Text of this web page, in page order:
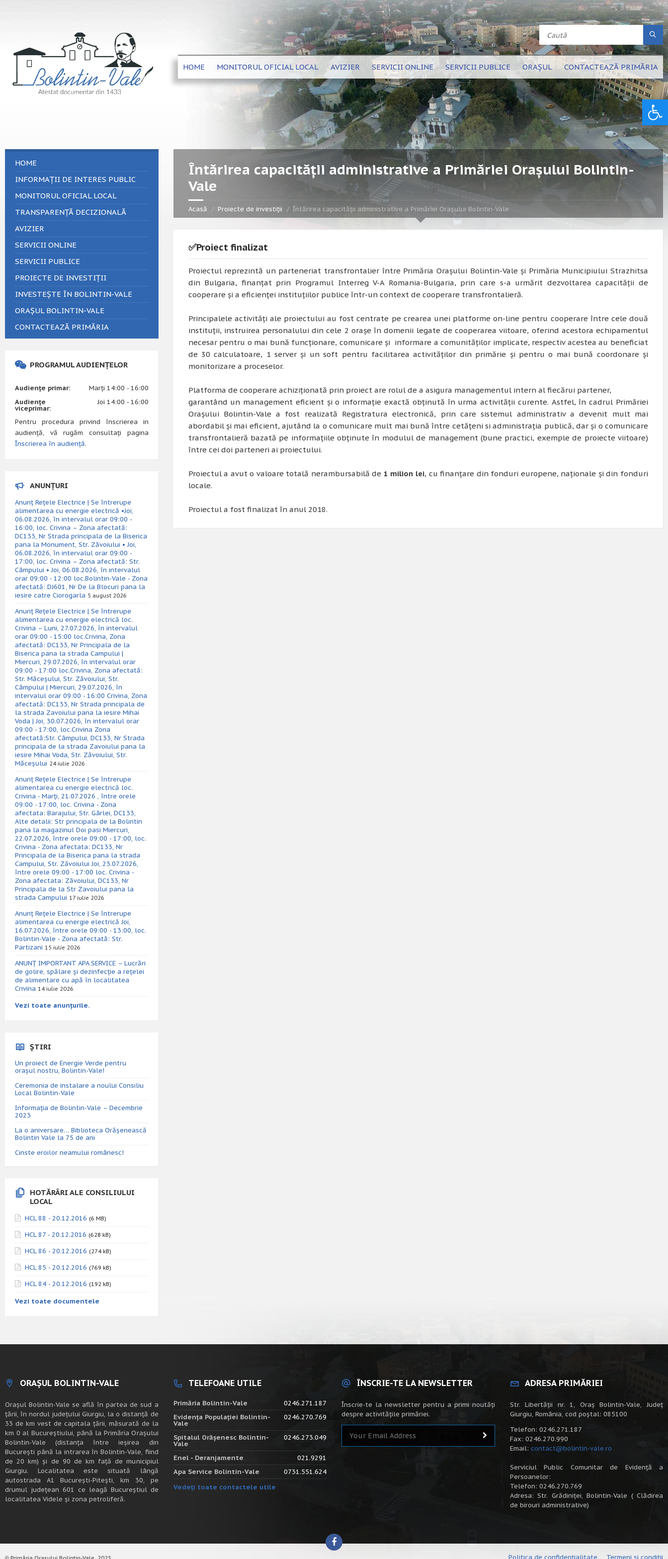
HOME MONITORUL OFICIAL LOCAL AVIZIER SERVICII ONLINE SERVICII PUBLICE ORAȘUL CONTACTEAZĂ PRIMĂRIA
Întărirea capacității administrative a Primăriei Orașului Bolintin-
Vale
Acasă Proiecte de investiții Întărirea capacității administrative a Primăriei Orașului Bolintin-Vale
✅Proiect finalizat
Proiectul reprezintă un parteneriat transfrontalier între Primăria Orașului Bolintin-Vale și Primăria Municipiului Strazhitsa
din Bulgaria, finanțat prin Programul Interreg V-A Romania-Bulgaria, prin care s-a urmărit dezvoltarea capacității de
cooperare și a eficienței instituțiilor publice într-un context de cooperare transfrontalieră.
Principalele activități ale proiectului au fost centrate pe crearea unei platforme on-line pentru cooperare între cele două
instituții, instruirea personalului din cele 2 orașe în domenii legate de cooperarea viitoare, oferind acestora echipamentul
necesar pentru o mai bună funcționare, comunicare și informare a comunităților implicate, respectiv acestea au beneficiat
de 30 calculatoare, 1 server și un soft pentru facilitarea activităților din primărie și pentru o mai bună coordonare și
monitorizare a proceselor.
Platforma de cooperare achiziționată prin proiect are rolul de a asigura managementul intern al fiecărui partener,
garantând un management eficient și o informație exactă obținută în urma activității curente. Astfel, în cadrul Primăriei
Orașului Bolintin-Vale a fost realizată Registratura electronică, prin care sistemul administrativ a devenit mult mai
abordabil și mai eficient, ajutând la o comunicare mult mai bună între cetățeni si administrația publică, dar și o comunicare
transfrontalieră bazată pe informațiile obținute în modulul de management (bune practici, exemple de proiecte viitoare)
între cei doi parteneri ai proiectului.
Proiectul a avut o valoare totală nerambursabilă de 1 milion lei, cu finanțare din fonduri europene, naționale și din fonduri
locale.
Proiectul a fost finalizat în anul 2018.
HOME
INFORMAȚII DE INTERES PUBLIC
MONITORUL OFICIAL LOCAL
TRANSPARENȚĂ DECIZIONALĂ
AVIZIER
SERVICII ONLINE
SERVICII PUBLICE
PROIECTE DE INVESTIȚII
INVESTEȘTE ÎN BOLINTIN-VALE
ORAȘUL BOLINTIN-VALE
CONTACTEAZĂ PRIMĂRIA
PROGRAMUL AUDIENȚELOR
Audiențe primar:
Marți 14:00 - 16:00
Audiențe
viceprimar:
Joi 14:00 - 16:00
Pentru procedura privind înscrierea in
audiență, vă rugăm consultați pagina
Înscrierea în audiență.
ANUNȚURI
Anunț Rețele Electrice | Se întrerupe
alimentarea cu energie electrică •Joi,
06.08.2026, în intervalul orar 09:00 -
16:00, loc. Crivina – Zona afectată:
DC133, Nr Strada principala de la Biserica
pana la Monument, Str. Zăvoiului • Joi,
06.08.2026, în intervalul orar 09:00 -
17:00, loc. Crivina – Zona afectată: Str.
Câmpului • Joi, 06.08.2026, în intervalul
orar 09:00 - 12:00 loc.Bolintin-Vale - Zona
afectată: DJ601, Nr De la Blocuri pana la
iesire catre Ciorogarla 5 august 2026
Anunț Rețele Electrice | Se întrerupe
alimentarea cu energie electrică loc.
Crivina – Luni, 27.07.2026, în intervalul
orar 09:00 - 15:00 loc.Crivina, Zona
afectată: DC133, Nr Principala de la
Biserica pana la strada Campului |
Miercuri, 29.07.2026, în intervalul orar
09:00 - 17:00 loc.Crivina, Zona afectată:
Str. Măceșului, Str. Zăvoiului, Str.
Câmpului | Miercuri, 29.07.2026, în
intervalul orar 09:00 - 16:00 Crivina, Zona
afectată: DC133, Nr Strada principala de
la strada Zavoiului pana la iesire Mihai
Voda | Joi, 30.07.2026, în intervalul orar
09:00 - 17:00, loc.Crivina Zona
afectată:Str. Câmpului, DC133, Nr Strada
principala de la strada Zavoiului pana la
iesire Mihai Voda, Str. Zăvoiului, Str.
Măceșului 24 iulie 2026
Anunț Rețele Electrice | Se întrerupe
alimentarea cu energie electrică loc.
Crivina - Marți, 21.07.2026 , între orele
09:00 - 17:00, loc. Crivina - Zona
afectata: Barajului, Str. Gârlei, DC133,
Alte detalii: Str principala de la Bolintin
pana la magazinul Doi pasi Miercuri,
22.07.2026, între orele 09:00 - 17:00, loc.
Crivina - Zona afectata: DC133, Nr
Principala de la Biserica pana la strada
Campului, Str. Zăvoiului Joi, 23.07.2026,
între orele 09:00 - 17:00 loc. Crivina -
Zona afectata: Zăvoiului, DC133, Nr
Principala de la Str Zavoiului pana la
strada Campului 17 iulie 2026
Anunț Rețele Electrice | Se întrerupe
alimentarea cu energie electrică Joi,
16.07.2026, între orele 09:00 - 13:00, loc.
Bolintin-Vale - Zona afectată: Str.
Partizani 15 iulie 2026
ANUNȚ IMPORTANT APA SERVICE – Lucrări
de golire, spălare și dezinfecție a rețelei
de alimentare cu apă în localitatea
Crivina 14 iulie 2026
Vezi toate anunțurile.
ȘTIRI
Un proiect de Energie Verde pentru
orașul nostru, Bolintin-Vale!
Ceremonia de instalare a noului Consiliu
Local Bolintin-Vale
Informația de Bolintin-Vale – Decembrie
2023
La o aniversare… Biblioteca Orăşenească
Bolintin Vale la 75 de ani
Cinste eroilor neamului românesc!
HOTĂRÂRI ALE CONSILIULUI
LOCAL
HCL 88 - 20.12.2016 (6 MB)
HCL 87 - 20.12.2016 (628 kB)
HCL 86 - 20.12.2016 (274 kB)
HCL 85 - 20.12.2016 (769 kB)
HCL 84 - 20.12.2016 (192 kB)
Vezi toate documentele
ORAȘUL BOLINTIN-VALE
Oraşul Bolintin-Vale se află în partea de sud a
ţării, în nordul judeţului Giurgiu, la o distanţă de
33 de km vest de capitala țării, măsurată de la
km 0 al Bucureștiului, până la Primăria Orașului
Bolintin-Vale (distanța între ieșirea din
București până la intrarea în Bolintin-Vale, fiind
de 20 km) şi de 90 de km faţă de municipiul
Giurgiu. Localitatea este situată lângă
autostrada A1 Bucureşti-Piteşti, km 30, pe
drumul judeţean 601 ce leagă Bucureştiul de
localitatea Videle şi zona petroliferă.
TELEFOANE UTILE
Primăria Bolintin-Vale
0246.271.187
Evidența Populației Bolintin-
Vale
0246.270.769
Spitalul Orășenesc Bolintin-
Vale
0246.273.049
Enel - Deranjamente
021.9291
Apa Service Bolintin-Vale
0731.551.624
Vedeți toate contactele utile
ÎNSCRIE-TE LA NEWSLETTER
Înscrie-te la newsletter pentru a primi noutăți
despre activitățile primăriei.
ADRESA PRIMĂRIEI
Str. Libertății nr. 1, Oraș Bolintin-Vale, Județ
Giurgiu, România, cod poștal: 085100
Telefon: 0246.271.187
Fax: 0246.270.990
Email: contact@bolintin-vale.ro
Serviciul Public Comunitar de Evidență a
Persoanelor:
Telefon: 0246.270.769
Adresa: Str. Grădiniței, Bolintin-Vale ( Clădirea
de birouri administrative)
Politica de confidențialitate Termeni și condiții
Deschide bara de unelte